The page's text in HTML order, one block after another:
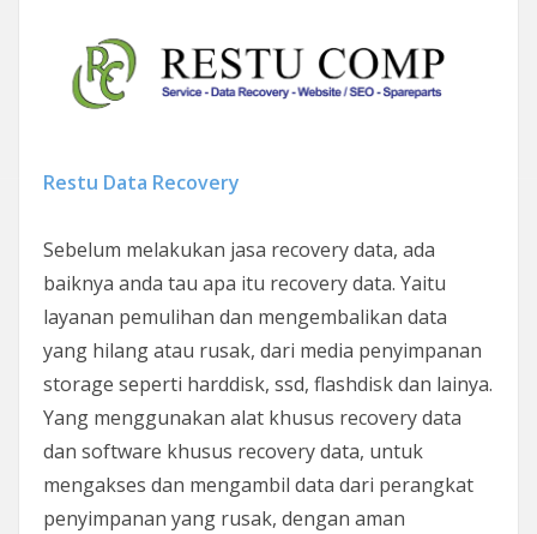
Restu Data Recovery
Sebelum melakukan jasa recovery data, ada
baiknya anda tau apa itu recovery data. Yaitu
layanan pemulihan dan mengembalikan data
yang hilang atau rusak, dari media penyimpanan
storage seperti harddisk, ssd, flashdisk dan lainya.
Yang menggunakan alat khusus recovery data
dan software khusus recovery data, untuk
mengakses dan mengambil data dari perangkat
penyimpanan yang rusak, dengan aman